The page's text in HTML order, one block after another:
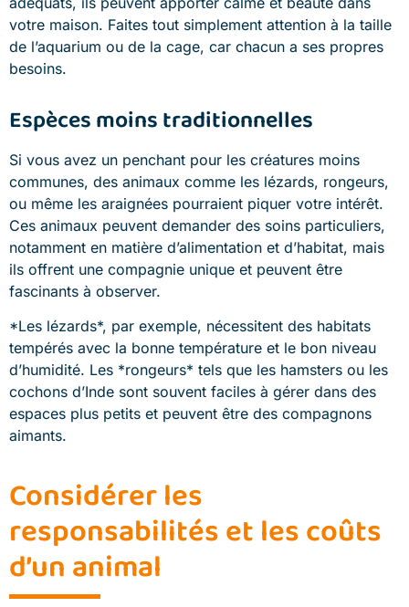
votre maison. Faites tout simplement attention à la taille
de l’aquarium ou de la cage, car chacun a ses propres
besoins.
Espèces moins traditionnelles
Si vous avez un penchant pour les créatures moins
communes, des animaux comme les lézards, rongeurs,
ou même les araignées pourraient piquer votre intérêt.
Ces animaux peuvent demander des soins particuliers,
notamment en matière d’alimentation et d’habitat, mais
ils offrent une compagnie unique et peuvent être
fascinants à observer.
*Les lézards*, par exemple, nécessitent des habitats
tempérés avec la bonne température et le bon niveau
d’humidité. Les *rongeurs* tels que les hamsters ou les
cochons d’Inde sont souvent faciles à gérer dans des
espaces plus petits et peuvent être des compagnons
aimants.
Considérer les
responsabilités et les coûts
d’un animal